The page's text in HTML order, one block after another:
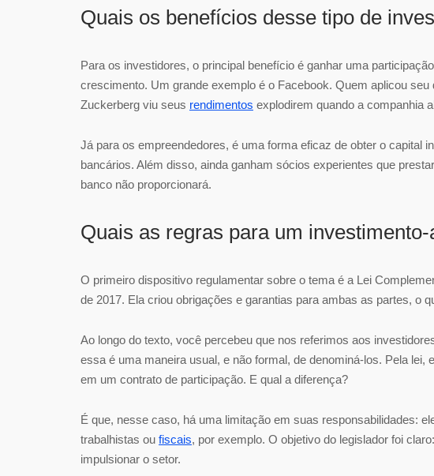
Quais os benefícios desse tipo de
Para os investidores, o principal benefício é ganhar uma
crescimento. Um grande exemplo é o Facebook. Quem aplicou
Zuckerberg viu seus rendimentos explodirem quando a companhia
Já para os empreendedores, é uma forma eficaz de obter o capital
bancários. Além disso, ainda ganham sócios experientes que
banco não proporcionará.
Quais as regras para um
O primeiro dispositivo regulamentar sobre o tema é a Lei
de 2017. Ela criou obrigações e garantias para ambas as partes, o
Ao longo do texto, você percebeu que nos referimos aos
essa é uma maneira usual, e não formal, de denominá-los. Pela
em um contrato de participação. E qual a diferença?
É que, nesse caso, há uma limitação em suas responsabilidades:
trabalhistas ou fiscais, por exemplo. O objetivo do legislador foi
impulsionar o setor.